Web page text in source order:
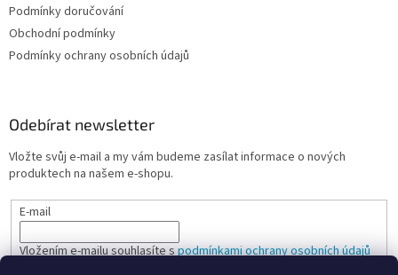
Podmínky doručování
Obchodní podmínky
Podmínky ochrany osobních údajů
Odebírat newsletter
Vložte svůj e-mail a my vám budeme zasílat informace o nových
produktech na našem e-shopu.
E-mail
Vložením e-mailu souhlasíte spodmínkami ochrany osobních údajů